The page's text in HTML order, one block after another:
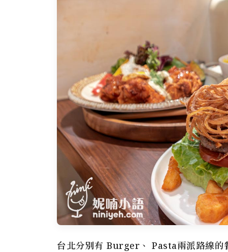
台北分別有 Burger、 Pasta兩派路線的